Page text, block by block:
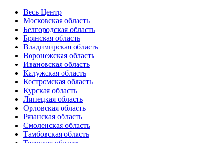
Весь Центр
Московская область
Белгородская область
Брянская область
Владимирская область
Воронежская область
Ивановская область
Калужская область
Костромская область
Курская область
Липецкая область
Орловская область
Рязанская область
Смоленская область
Тамбовская область